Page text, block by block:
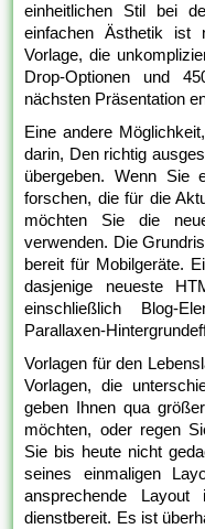
einheitlichen Stil bei
einfachen Ästhetik ist
Vorlage, die
Drop-Optionen und
nächsten Präsentation
Eine andere
darin, Den richtig
übergeben. Wenn Sie
forschen, die für die
möchten Sie die
verwenden. Die
bereit für Mobilgeräte.
dasjenige neueste
einschließlich Blog-
Parallaxen-
Vorlagen für den
Vorlagen, die
geben Ihnen qua
möchten, oder regen
Sie bis heute nicht
seines einmaligen
ansprechende
dienstbereit. Es ist